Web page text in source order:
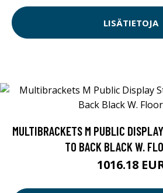
LISÄTIETOJA
MULTIBRACKETS M PUBLIC
TO BACK BLACK W.
1016.18